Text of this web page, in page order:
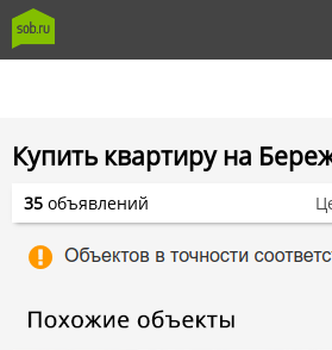
Купить квартиру на
35 объявлений